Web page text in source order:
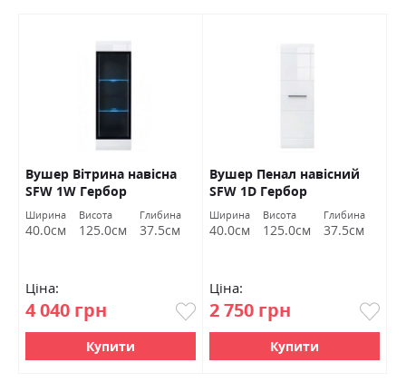
Вушер Вітрина навісна
SFW 1W Гербор
Ширина
40.0см
Висота
125.0см
Глибина
37.5см
Ціна:
4 040 грн
Купити
Вушер Пенал навісний
SFW 1D Гербор
Ширина
40.0см
Висота
125.0см
Глибина
37.5см
Ціна:
2 750 грн
Купити